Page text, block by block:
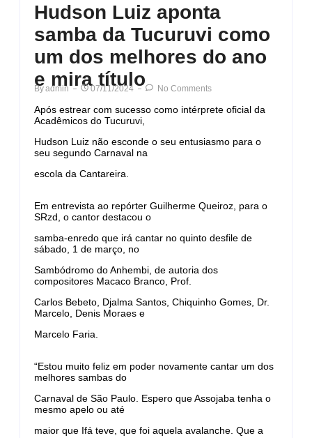
Hudson Luiz aponta
samba da Tucuruvi como
um dos melhores do ano
e mira título
ByAdmin 07/11/2024 No Comments
Após estrear com sucesso como intérprete oficial da
Acadêmicos do Tucuruvi,
Hudson Luiz não esconde o seu entusiasmo para o
seu segundo Carnaval na
escola da Cantareira.
Em entrevista ao repórter Guilherme Queiroz, para o
SRzd, o cantor destacou o
samba-enredo que irá cantar no quinto desfile de
sábado, 1 de março, no
Sambódromo do Anhembi, de autoria dos
compositores Macaco Branco, Prof.
Carlos Bebeto, Djalma Santos, Chiquinho Gomes, Dr.
Marcelo, Denis Moraes e
Marcelo Faria.
“Estou muito feliz em poder novamente cantar um dos
melhores sambas do
Carnaval de São Paulo. Espero que Assojaba tenha o
mesmo apelo ou até
maior que Ifá teve, que foi aquela avalanche. Que a